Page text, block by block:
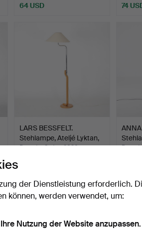
64 USD 74
LARS BESSFELT.
Stehlampe, Ateljé Lyktan,
s…
Beendet 8. Jan 2026
der Dienstleistung erforderlich.
können, werden verwendet, um:
Nutzung der Website anzupassen.